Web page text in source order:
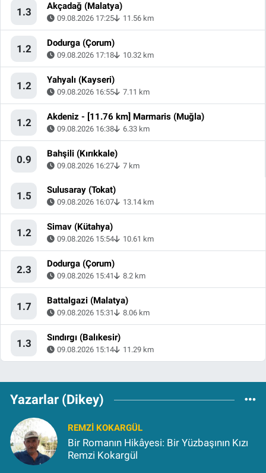
1.3 Akçadağ (Malatya)
09.08.2026 17:25 11.56 km
1.2 Dodurga (Çorum)
09.08.2026 17:18 10.32 km
1.2 Yahyalı (Kayseri)
09.08.2026 16:55 7.11 km
1.2 Akdeniz - [11.76 km] Marmaris (Muğla)
09.08.2026 16:38 6.33 km
0.9 Bahşili (Kırıkkale)
09.08.2026 16:27 7 km
1.5 Sulusaray (Tokat)
09.08.2026 16:07 13.14 km
1.2 Simav (Kütahya)
09.08.2026 15:54 10.61 km
2.3 Dodurga (Çorum)
09.08.2026 15:41 8.2 km
1.7 Battalgazi (Malatya)
09.08.2026 15:31 8.06 km
1.3 Sındırgı (Balıkesir)
09.08.2026 15:14 11.29 km
Yazarlar (Dikey)
REMZI KOKARGÜL
Bir Romanın Hikâyesi: Bir Yüzbaşının Kızı
Remzi Kokargül